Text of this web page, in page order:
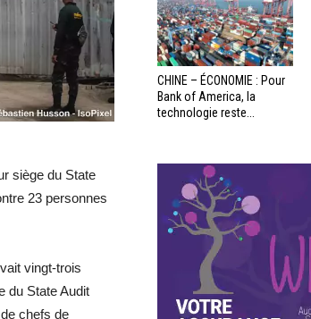
siège du State
23 personnes
vingt-trois
du State Audit
chefs de
CHINE – ÉCONOMIE : Pour
Bank of America, la
technologie reste...